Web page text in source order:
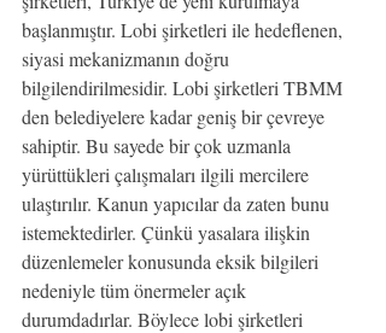
başlanmıştır. Lobi şirketleri ile hedeflenen,
siyasi mekanizmanın doğru
bilgilendirilmesidir. Lobi şirketleri TBMM
den belediyelere kadar geniş bir çevreye
sahiptir. Bu sayede bir çok uzmanla
yürüttükleri çalışmaları ilgili mercilere
ulaştırılır. Kanun yapıcılar da zaten bunu
istemektedirler. Çünkü yasalara ilişkin
düzenlemeler konusunda eksik bilgileri
nedeniyle tüm önermeler açık
durumdadırlar. Böylece lobi şirketleri